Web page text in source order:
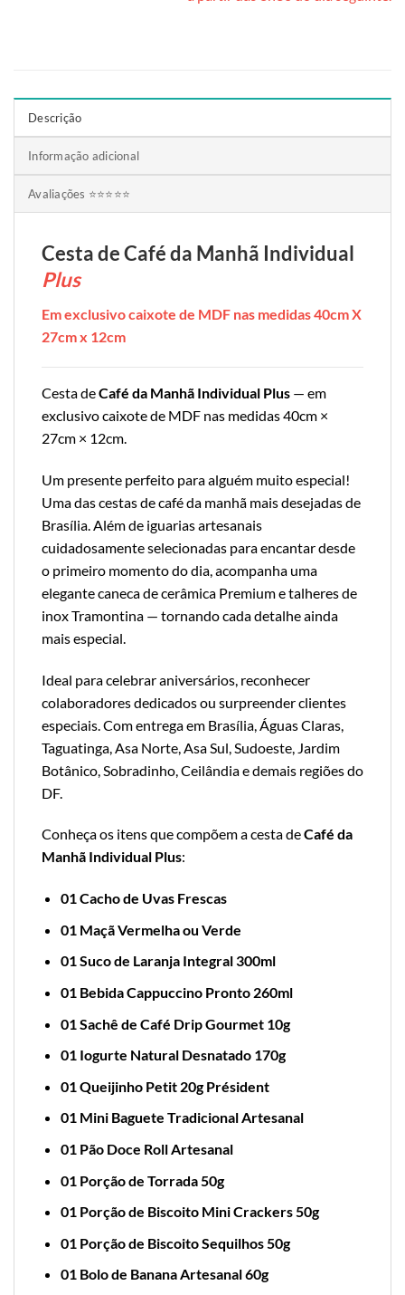
Descrição
Informação adicional
Avaliações ⭐⭐⭐⭐⭐
Cesta de Café da Manhã Individual
Plus
Em exclusivo caixote de MDF nas medidas 40cm X
27cm x 12cm
Cesta deCafé da Manhã Individual Plus — em
exclusivo caixote de MDF nas medidas 40cm ×
27cm × 12cm.
Um presente perfeito para alguém muito especial!
Uma das cestas de café da manhã mais desejadas de
Brasília. Além de iguarias artesanais
cuidadosamente selecionadas para encantar desde
o primeiro momento do dia, acompanha uma
elegante caneca de cerâmica Premium e talheres de
inox Tramontina — tornando cada detalhe ainda
mais especial.
Ideal para celebrar aniversários, reconhecer
colaboradores dedicados ou surpreender clientes
especiais. Com entrega em Brasília, Águas Claras,
Taguatinga, Asa Norte, Asa Sul, Sudoeste, Jardim
Botânico, Sobradinho, Ceilândia e demais regiões do
DF.
Conheça os itens que compõem a cesta deCafé da
Manhã Individual Plus:
01 Cacho de Uvas Frescas
01 Maçã Vermelha ou Verde
01 Suco de Laranja Integral 300ml
01 Bebida Cappuccino Pronto 260ml
01 Sachê de Café Drip Gourmet 10g
01 Iogurte Natural Desnatado 170g
01 Queijinho Petit 20g Président
01 Mini Baguete Tradicional Artesanal
01 Pão Doce Roll Artesanal
01 Porção de Torrada 50g
01 Porção de Biscoito Mini Crackers 50g
01 Porção de Biscoito Sequilhos 50g
01 Bolo de Banana Artesanal 60g